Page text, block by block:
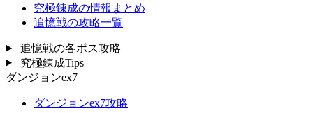
究極錬成の情報まとめ
追憶戦の攻略一覧
追憶戦の各ボス攻略
究極錬成Tips
ダンジョンex7
ダンジョンex7攻略